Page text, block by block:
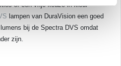
of een vrije keuze in kleur
lampen van DuraVision een goed
bij de Spectra DVS omdat
zijn.